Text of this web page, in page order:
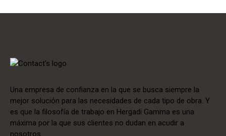
Una empresa de confianza en la que se busca siempre la
mejor solución para las necesidades de cada tipo de obra. Y
es que la filosofía de trabajo en Hergadi Gamma es una
máxima por la que sus clientes no dudan en acudir a
nosotros.